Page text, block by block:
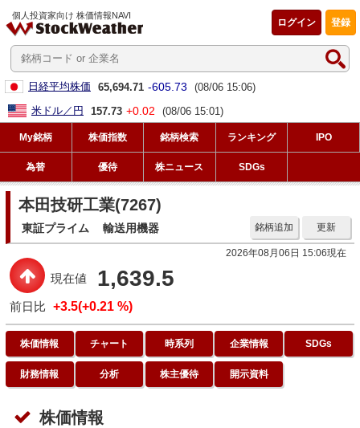
個人投資家向け 株価情報NAVI
登録
ログイン
日経平均株価 65,694.71 -605.73
(08/06 15:06)
米ドル／円
157.73 +0.02 (08/06 15:01)
My銘柄 株価指数 銘柄検索 ランキング IPO
為替 優待 株ニュース SDGs
本田技研工業(7267)
東証プライム 輸送用機器 更新
銘柄追加
2026年08月06日 15:06現在
現在値 1,639.5
前日比 +3.5(+0.21 %)
株価情報 チャート 時系列 企業情報 SDGs
財務情報 分析 株主優待 開示資料
株価情報